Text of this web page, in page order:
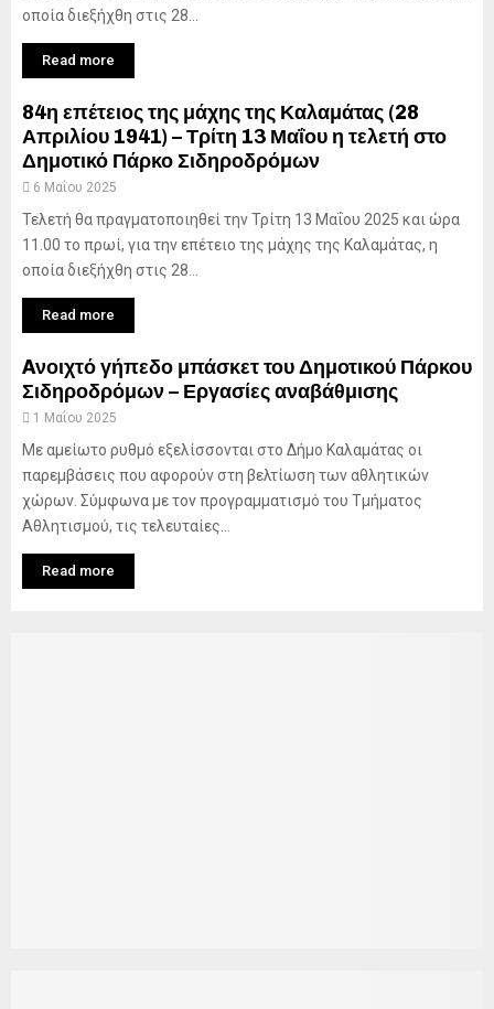
οποία διεξήχθη στις 28...
Read more
84η επέτειος της μάχης της Καλαμάτας (28
Απριλίου 1941) – Τρίτη 13 Μαΐου η τελετή στο
Δημοτικό Πάρκο Σιδηροδρόμων
6 Μαΐου 2025
Τελετή θα πραγματοποιηθεί την Τρίτη 13 Μαΐου 2025 και ώρα
11.00 το πρωί, για την επέτειο της μάχης της Καλαμάτας, η
οποία διεξήχθη στις 28...
Read more
Aνοιχτό γήπεδο μπάσκετ του Δημοτικού Πάρκου
Σιδηροδρόμων – Εργασίες αναβάθμισης
1 Μαΐου 2025
Με αμείωτο ρυθμό εξελίσσονται στο Δήμο Καλαμάτας οι
παρεμβάσεις που αφορούν στη βελτίωση των αθλητικών
χώρων. Σύμφωνα με τον προγραμματισμό του Τμήματος
Αθλητισμού, τις τελευταίες...
Read more